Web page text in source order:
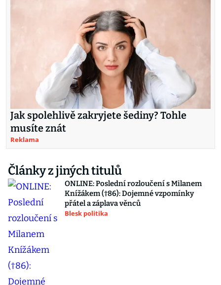
Jak spolehlivě zakryjete šediny? Tohle
musíte znát
Reklama
Články z jiných titulů
ONLINE: Poslední rozloučení s Milanem
Knížákem (†86): Dojemné vzpomínky
přátel a záplava věnců
Blesk politika